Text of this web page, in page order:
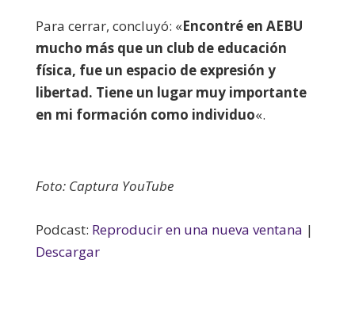
Para cerrar, concluyó: «Encontré en AEBU
mucho más que un club de educación
física, fue un espacio de expresión y
libertad. Tiene un lugar muy importante
en mi formación como individuo«.
Foto: Captura YouTube
Podcast: Reproducir en una nueva ventana |
Descargar